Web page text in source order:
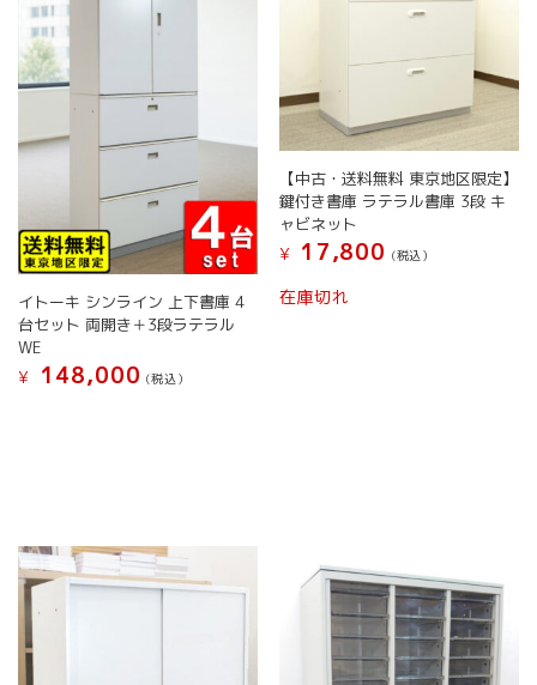
イトーキ シンライン 上下書庫 4
台セット 両開き＋3段ラテラル
WE
¥
148,000 (税込）
【中古・送料無料 東京地区限定】
鍵付き書庫 ラテラル書庫 3段 キ
ャビネット
¥
17,800 (税込）
在庫切れ